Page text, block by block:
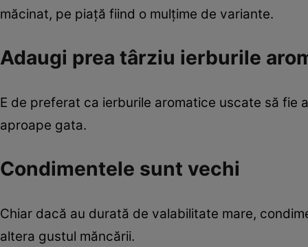
măcinat, pe piaţă fiind o mulţime de variante.
Adaugi prea târziu ierburile
E de preferat ca ierburile aromatice uscate să
aproape gata.
Condimentele sunt vechi
Chiar dacă au durată de valabilitate mare,
altera gustul măncării.